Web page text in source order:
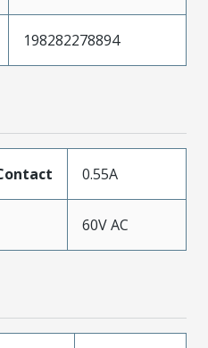
198282278894
0.55A
60V AC